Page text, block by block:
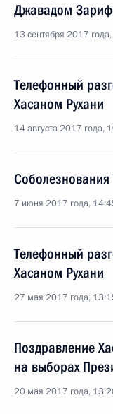
Джавадом
13 сентября 2017
Телефонный
Хасаном Рухани
14 августа 2017 года,
Соболезнования
7 июня 2017 года,
Телефонный
Хасаном Рухани
27 мая 2017 года,
Поздравление
на выборах
20 мая 2017 года,